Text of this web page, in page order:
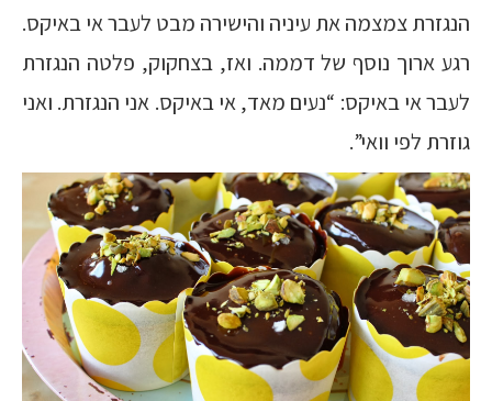
הנגזרת צמצמה את עיניה והישירה מבט לעבר אי באיקס.
רגע ארוך נוסף של דממה. ואז, בצחקוק, פלטה הנגזרת
לעבר אי באיקס: “נעים מאד, אי באיקס. אני הנגזרת. ואני
גוזרת לפי וואי”.